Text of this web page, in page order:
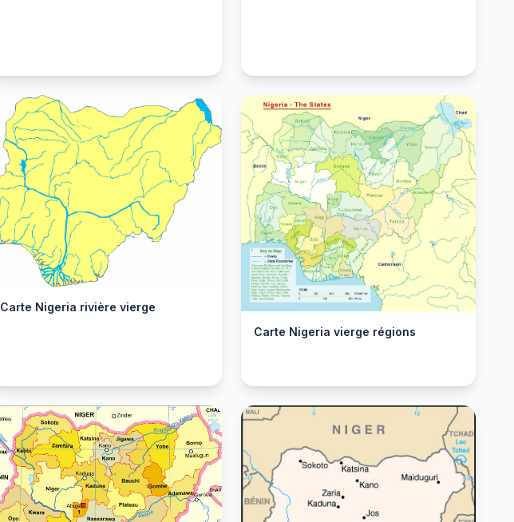
Carte Nigeria rivière vierge
Carte Nigeria vierge régions